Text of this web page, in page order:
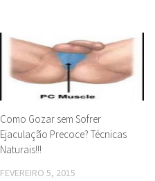
Como Gozar sem Sofrer
Ejaculação Precoce? Técnicas
Naturais!!!
FEVEREIRO 5, 2015